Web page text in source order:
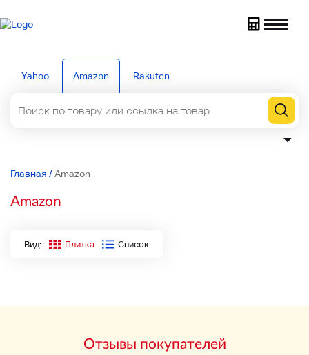
Yahoo Amazon Rakuten
Главная /Amazon
Amazon
Вид: Плитка Список
Отзывы покупателей